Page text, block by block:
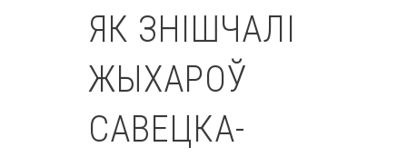
ЯК ЗНІШЧАЛІ
ЖЫХАРОЎ
САВЕЦКА-